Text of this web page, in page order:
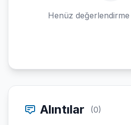
Henüz değerlendirme
Alıntılar (0)